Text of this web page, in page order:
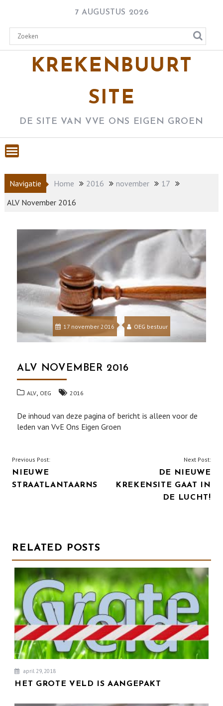
content
7 AUGUSTUS 2026
KREKENBUURT
SITE
DE SITE VAN VVE ONS EIGEN GROEN
Navigatie Home 2016 november
17
ALV November 2016
17 november 2016 OEG bestuur
ALV NOVEMBER 2016
ALV, OEG 2016
De inhoud van deze pagina of bericht is alleen voor de
leden van VvE Ons Eigen Groen
BERICHT
NAVIGATIE
Previous Post:
NIEUWE
STRAATLANTAARNS
Next Post:
DE NIEUWE
KREKENSITE GAAT IN
DE LUCHT!
RELATED POSTS
april 29, 2018
HET GROTE VELD IS AANGEPAKT